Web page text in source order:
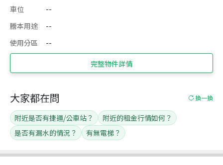
車位
--
謄本用途
--
使用分區
--
完整物件詳情
大家都在問 換一換
附近是否有捷運/公車站？
附近的租金行情如何？
是否有漏水的情況？
有無電梯？